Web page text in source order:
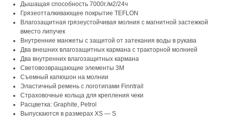
Дышащая способность 7000г./м2/24ч
Грязеотталкивающее покрытие TEFLON
Влагозащитная грязеустойчивая молния с магнитной застежкой
вместо липучек
Внутренние манжеты с защитой от затекания воды в рукава
Два внешних влагозащитных кармана с тракторной молнией
Два внутренних влагозащитных кармана
Световозвращающие элементы 3М
Съемный капюшон на молнии
Эластичный ремень с логотипами Finntrail
Страховочные кольца для крепления чеки
Расцветка: Graphite, Petrol
Выпускаются в размерах XS — S